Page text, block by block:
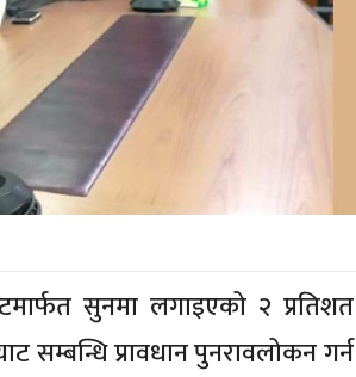
सुनमा लगाइएको २ प्रतिशत
सम्बन्धि प्रावधान पुनरावलोकन गर्न